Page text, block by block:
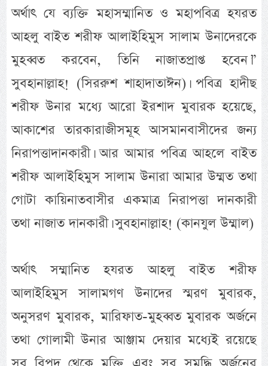
অর্থাৎ যে ব্যক্তি মহাসম্মানিত ও মহাপবিত্র হযরত
আহলু বাইত শরীফ আলাইহিমুস সালাম উনাদেরকে
মুহব্বত করবেন, তিনি নাজাতপ্রাপ্ত হবেন।”
সুবহানাল্লাহ! (সিররুশ শাহাদাতাঈন)। পবিত্র হাদীছ
শরীফ উনার মধ্যে আরো ইরশাদ মুবারক হয়েছে,
আকাশের তারকারাজীসমূহ আসমানবাসীদের জন্য
নিরাপত্তাদানকারী। আর আমার পবিত্র আহলে বাইত
শরীফ আলাইহিমুস সালাম উনারা আমার উম্মত তথা
গোটা কায়িনাতবাসীর একমাত্র নিরাপত্তা দানকারী
তথা নাজাত দানকারী। সুবহানাল্লাহ! (কানযুল উম্মাল)
অর্থাৎ সম্মানিত হযরত আহলু বাইত শরীফ
আলাইহিমুস সালামগণ উনাদের স্মরণ মুবারক,
অনুসরণ মুবারক, মারিফাত-মুহব্বত মুবারক অর্জনে
তথা গোলামী উনার আঞ্জাম দেয়ার মধ্যেই রয়েছে